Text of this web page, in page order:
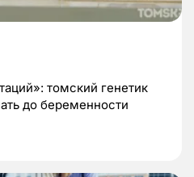
томский генетик
до беременности